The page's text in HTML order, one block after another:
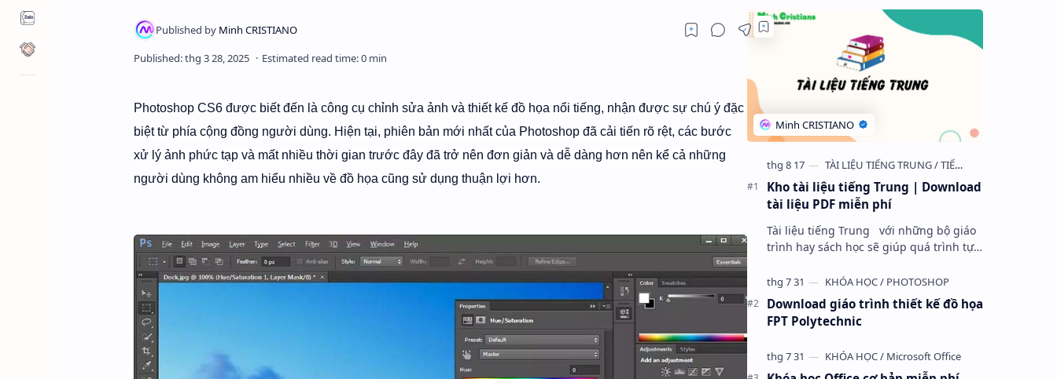
Photoshop CS6 được biết đến là công cụ chỉnh sửa ảnh và thiết kế đồ họa nổi tiếng, nhận được sự chú ý đặc
biệt từ phía cộng đồng người dùng. Hiện tại, phiên bản mới nhất của Photoshop đã cải tiến rõ rệt, các bước
xử lý ảnh phức tạp và mất nhiều thời gian trước đây đã trở nên đơn giản và dễ dàng hơn nên kể cả những
người dùng không am hiểu nhiều về đồ họa cũng sử dụng thuận lợi hơn.
Kho tài liệu tiếng Trung | Download
tài liệu PDF miễn phí
Tài liệu tiếng Trung với những bộ giáo
trình hay sách học sẽ giúp quá trình tự
hơn. Tuy nhiên, để lựa chọn r…
Download giáo trình thiết kế đồ họa
FPT Polytechnic